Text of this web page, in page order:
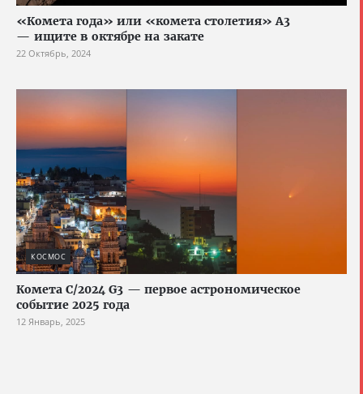
«Комета года» или «комета столетия» A3
— ищите в октябре на закате
22 Октябрь, 2024
КОСМОС
Комета C/2024 G3 — первое астрономическое
событие 2025 года
12 Январь, 2025